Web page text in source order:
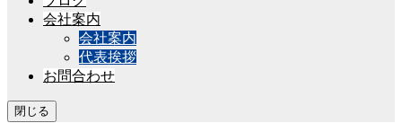
会社案内
会社案内
代表挨拶
お問合わせ
閉じる